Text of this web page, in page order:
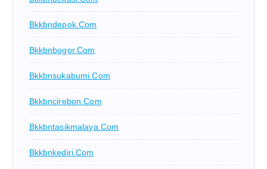
Bkkbndepok.com
Bkkbnbogor.com
Bkkbnsukabumi.com
Bkkbncirebon.com
Bkkbntasikmalaya.com
Bkkbnkediri.com